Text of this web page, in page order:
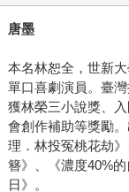
唐墨
本名林恕全，世新
單口喜劇演員。臺
獲林榮三小說獎、
會創作補助等獎勵
理．林投冤桃花劫
簪》、《濃度40%
日》。